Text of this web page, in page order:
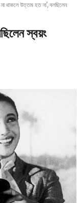
না থাকলে উত্তম হত না', বলছিলেন
স্বয়ং